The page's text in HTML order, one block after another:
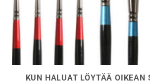
KUN HALUAT LÖYTÄÄ OIKEAN